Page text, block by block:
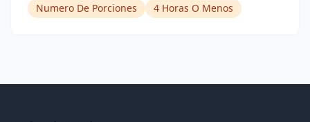
Numero De Porciones
4 Horas O Menos